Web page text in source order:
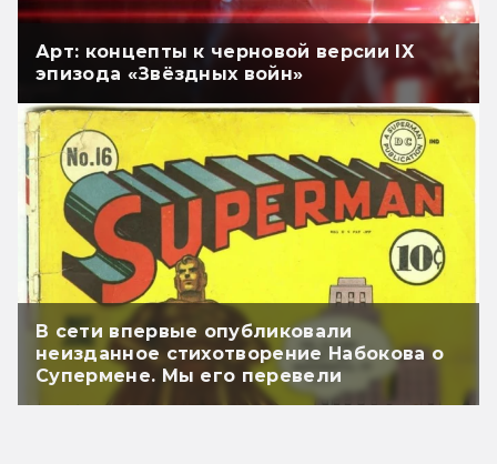
Арт: концепты к черновой версии IX
эпизода «Звёздных войн»
В сети впервые опубликовали
неизданное стихотворение Набокова о
Супермене. Мы его перевели